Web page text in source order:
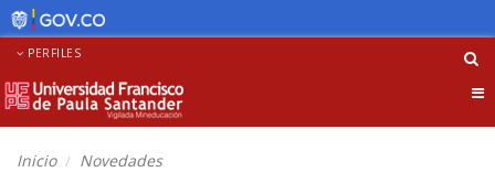
PERFILES
Inicio
Novedades